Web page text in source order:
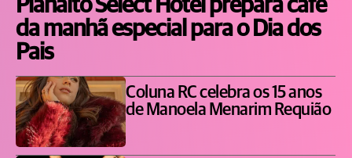
Planalto Select Hotel prepara café
da manhã especial para o Dia dos
Pais
Coluna RC celebra os 15 anos
de Manoela Menarim Requião